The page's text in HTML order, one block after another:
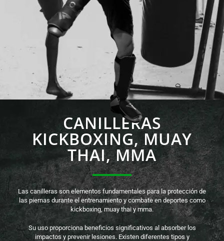
CANILLERAS
KICKBOXING, MUAY
THAI, MMA
Las canilleras son elementos fundamentales para la protección de
las piernas durante el entrenamiento y combate en deportes como
kickboxing, muay thai y mma.
Su uso proporciona beneficios significativos al absorber los
impactos y prevenir lesiones. Existen diferentes tipos y